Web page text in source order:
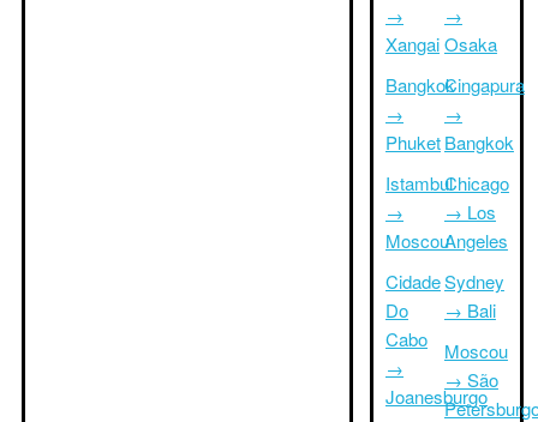
→
Xangai
Bangkok
→
Phuket
Istambul
→
Moscou
Cidade
Do
Cabo
→
Joanesburgo
→
Osaka
Cingapura
→
Bangkok
Chicago
→ Los
Angeles
Sydney
→ Bali
Moscou
→ São